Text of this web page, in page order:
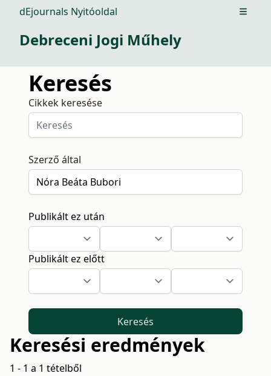
dEjournals Nyitóoldal Open
Debreceni Jogi Műhely
Keresés
Cikkek keresése
Szerző által
Publikált ez után
Publikált ez előtt
Keresés
Keresési eredmények
1 - 1 a 1 tételből